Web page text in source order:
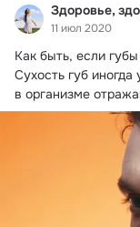
Здоровье,
11 июл 2020
Как быть, если
Сухость губ
в организме